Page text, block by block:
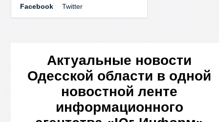
Facebook Twitter
Актуальные новости
Одесской области в одной
новостной ленте
информационного